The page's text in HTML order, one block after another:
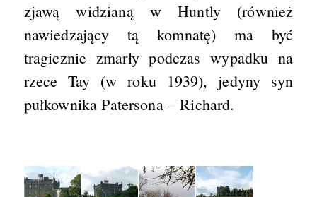
zjawą widzianą w Huntly (również
nawiedzający tą komnatę) ma być
tragicznie zmarły podczas wypadku na
rzece Tay (w roku 1939), jedyny syn
pułkownika Patersona – Richard.